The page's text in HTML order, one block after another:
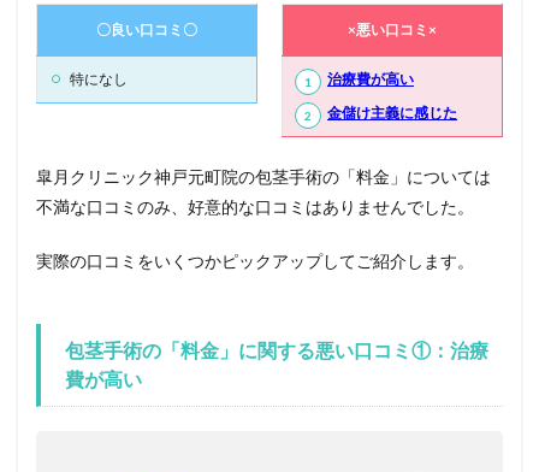
〇良い口コミ〇
特になし
×悪い口コミ×
治療費が高い
金儲け主義に感じた
皐月クリニック神戸元町院の包茎手術の「料金」については
不満な口コミのみ、好意的な口コミはありませんでした。
実際の口コミをいくつかピックアップしてご紹介します。
包茎手術の「料金」に関する悪い口コミ①：治療
費が高い